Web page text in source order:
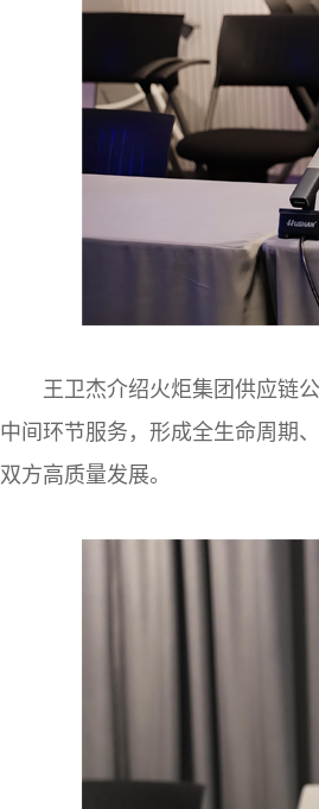
王卫杰介绍火炬集团供应链
中间环节服务，形成全生命周期
双方高质量发展。